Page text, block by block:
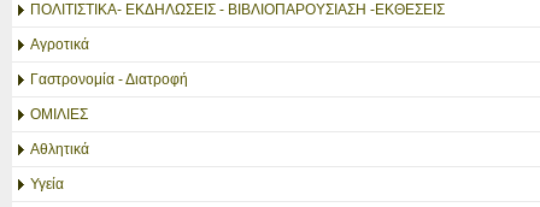
ΠΟΛΙΤΙΣΤΙΚΑ- ΕΚΔΗΛΩΣΕΙΣ - ΒΙΒΛΙΟΠΑΡΟΥΣΙΑΣΗ -ΕΚΘΕΣΕΙΣ
Αγροτικά
Γαστρονομία - Διατροφή
ΟΜΙΛΙΕΣ
Αθλητικά
Υγεία